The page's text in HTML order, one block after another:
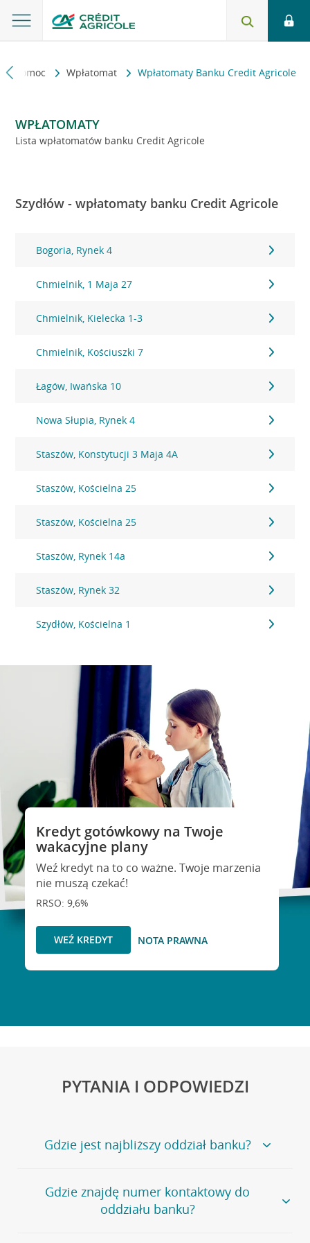
i pomoc Wpłatomat Wpłatomaty Banku Credit Agricole
WPŁATOMATY
Lista wpłatomatów banku Credit Agricole
Szydłów - wpłatomaty banku Credit Agricole
Bogoria, Rynek 4
Chmielnik, 1 Maja 27
Chmielnik, Kielecka 1-3
Chmielnik, Kościuszki 7
Łagów, Iwańska 10
Nowa Słupia, Rynek 4
Staszów, Konstytucji 3 Maja 4A
Staszów, Kościelna 25
Staszów, Kościelna 25
Staszów, Rynek 14a
Staszów, Rynek 32
Szydłów, Kościelna 1
Kredyt gotówkowy na Twoje
wakacyjne plany
Weź kredyt na to co ważne. Twoje marzenia
nie muszą czekać!
RRSO: 9,6%
WEŹ KREDYT NOTA PRAWNA
PYTANIA I ODPOWIEDZI
Gdzie jest najbliższy oddział banku?
Jeśli szukasz oddziału naszego banku, zapraszamy na
stronęPlacówki i bankomaty, na której znajduje się
wygodna wyszukiwarka.
Gdzie znajdę numer kontaktowy do
oddziału banku?